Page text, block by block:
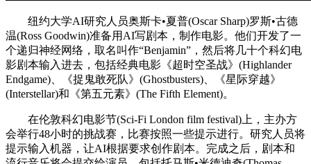
纽约大学AI研究人员奥斯卡•夏普(Oscar Sharp)罗斯•古德
温(Ross Goodwin)准备用AI写剧本，制作电影。他们开发了一
个递归神经网络，取名叫作“Benjamin”，然后将几十个科幻电
影剧本输入进去，包括经典电影《超时空圣战》(Highlander
Endgame)、《捉鬼敢死队》(Ghostbusters)、《星际穿越》
(Interstellar)和《第五元素》(The Fifth Element)。
在伦敦科幻电影节(Sci-Fi London film festival)上，主办方
会举行48小时的挑战赛，比赛按照一些提示进行。研究人员将
提示输入机器，让AI根据要求创作剧本。完成之后，剧本和